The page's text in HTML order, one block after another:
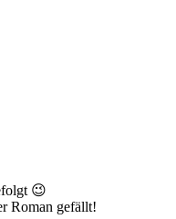
😉
Roman gefällt!